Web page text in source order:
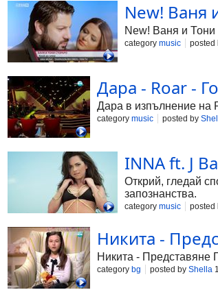
New! Ваня
New! Ваня и
category music posted
Дара - Roar -
Дара в изпълнение на
category music posted by
INNA ft. J
Открий, гледай
запознанства.
category music posted
Никита -
Никита - Представяне
category bg posted by Shella